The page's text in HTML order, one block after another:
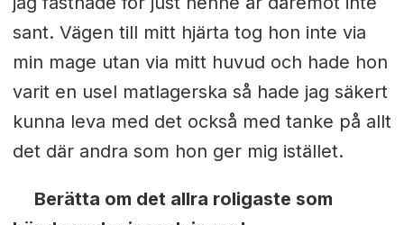
sant. Vägen till mitt hjärta tog hon inte via
min mage utan via mitt huvud och hade hon
varit en usel matlagerska så hade jag säkert
kunna leva med det också med tanke på allt
det där andra som hon ger mig istället.
Berätta om det allra roligaste som